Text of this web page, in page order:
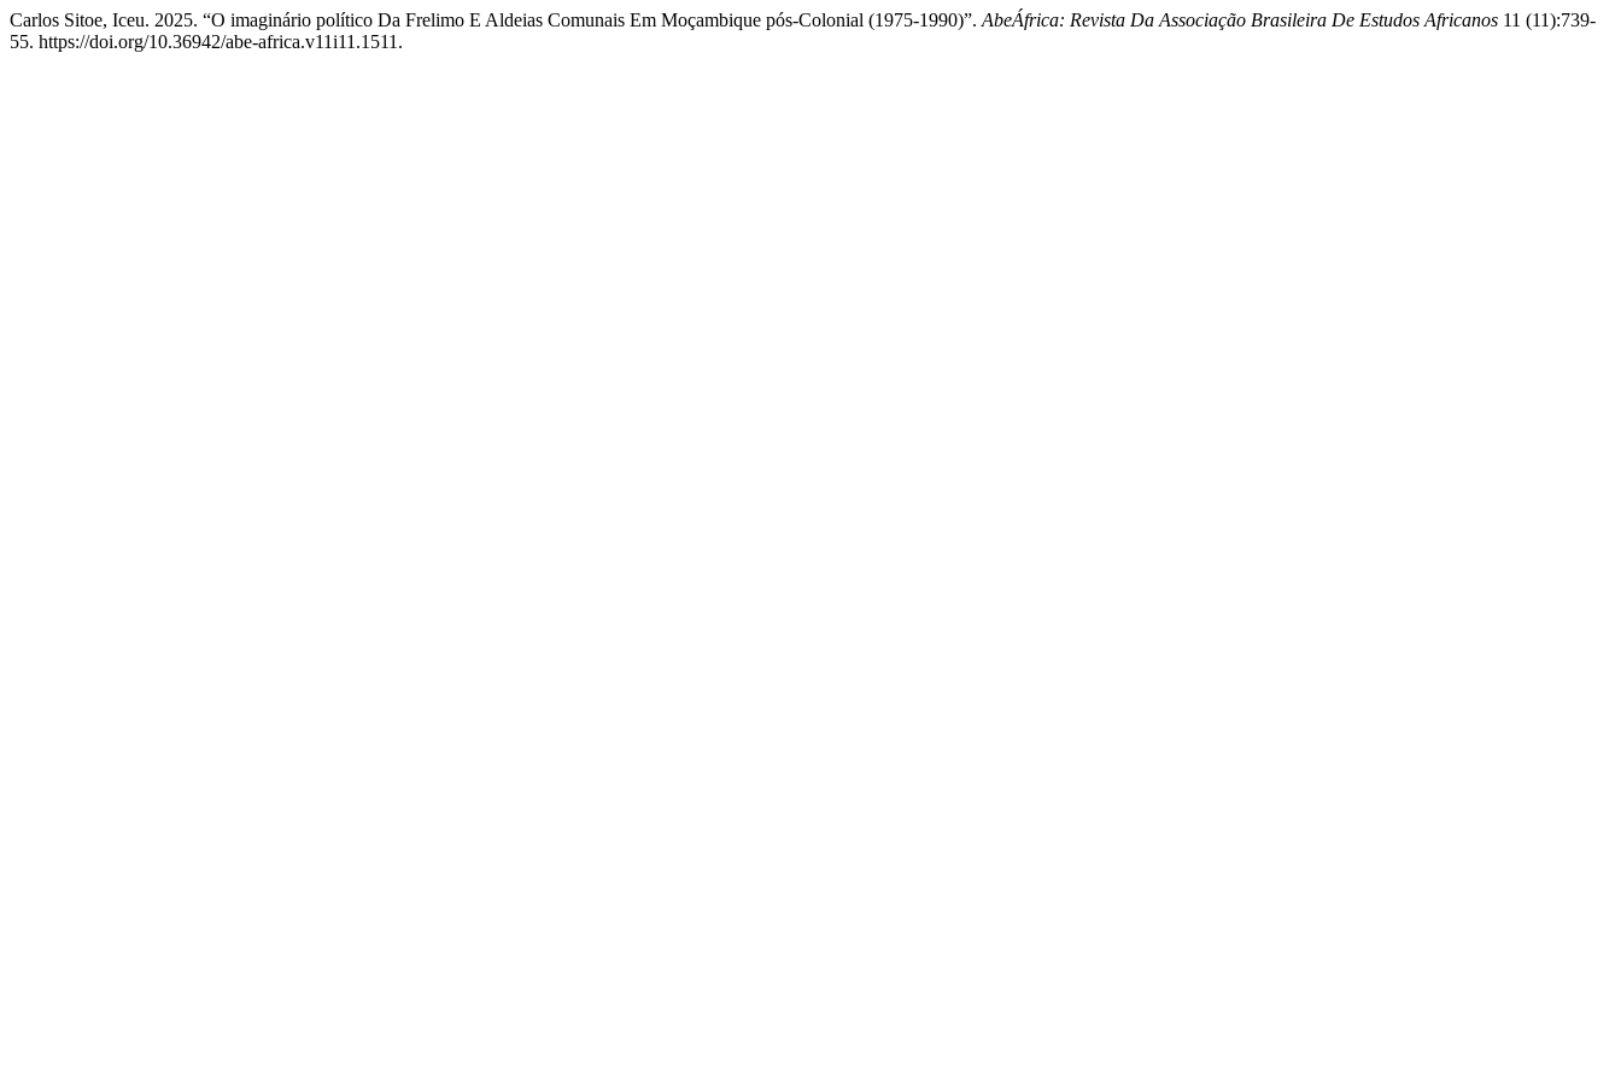
Carlos Sitoe, Iceu. 2025. “O imaginário político Da Frelimo E Aldeias Comunais Em Moçambique pós-Colonial (1975-1990)”. AbeÁfrica: Revista Da Associação Brasileira De Estudos Africanos 11 (11):739-
55. https://doi.org/10.36942/abe-africa.v11i11.1511.